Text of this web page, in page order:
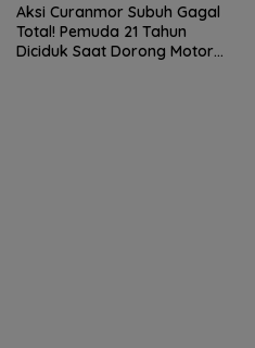
Aksi Curanmor Subuh Gagal
Total! Pemuda 21 Tahun
Diciduk Saat Dorong Motor